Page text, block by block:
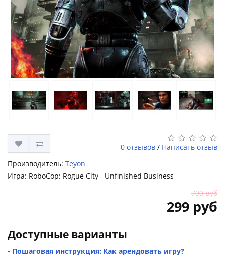
0 отзывов / Написать отзыв
Производитель: Teyon
Игра: RoboCop: Rogue City - Unfinished Business
799 руб
299 руб
Доступные варианты
- Пошаговая инструкция: Как арендовать игру?